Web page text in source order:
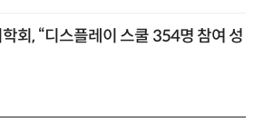
회, “디스플레이 스쿨 354명 참여 성